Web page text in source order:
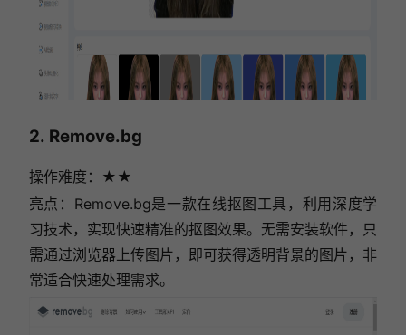
2. Remove.bg
操作难度：★★
亮点：Remove.bg是一款在线抠图工具，利用深度学
习技术，实现快速精准的抠图效果。无需安装软件，只
需通过浏览器上传图片，即可获得透明背景的图片，非
常适合快速处理需求。